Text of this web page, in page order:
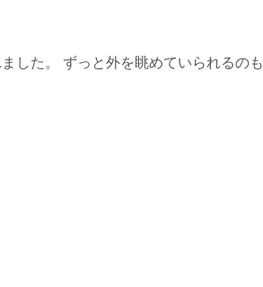
した。 ずっと外を眺めていられるのも